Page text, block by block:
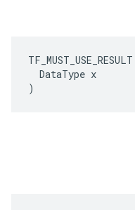
TF_MUST_USE_RESULT
  DataType x
)